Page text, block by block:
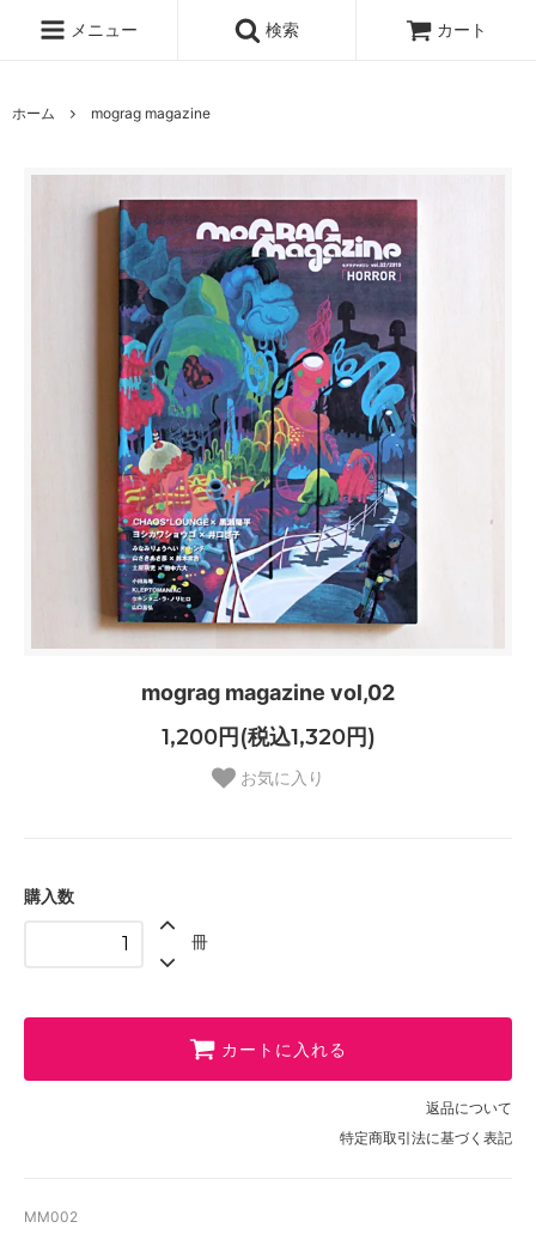
メニュー 検索 カート
ホーム mograg magazine
mograg magazine vol,02
1,200円(税込1,320円)
お気に入り
購入数
冊
カートに入れる
返品について
特定商取引法に基づく表記
MM002